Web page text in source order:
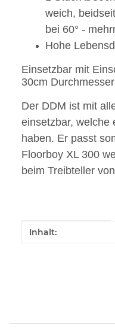
weich,
bei 60° -
Hohe
Einsetzbar mit
30cm Durchmesser
Der DDM ist mit
einsetzbar, welche
haben. Er passt
Floorboy XL 300
beim Treibteller
Wert
Inhalt: